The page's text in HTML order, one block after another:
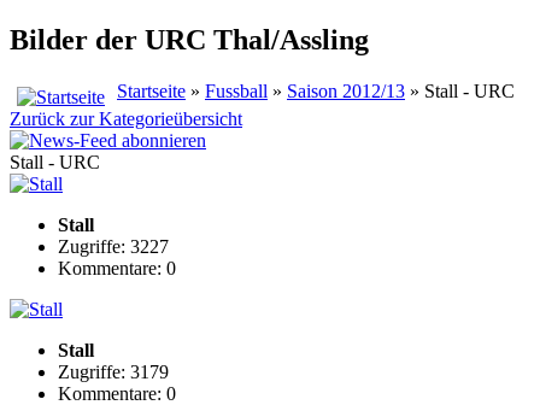
Bilder der URC Thal/Assling
Startseite » Fussball » Saison 2012/13 » Stall - URC
Zurück zur Kategorieübersicht
Stall - URC
Stall
Zugriffe: 3227
Kommentare: 0
Stall
Zugriffe: 3179
Kommentare: 0